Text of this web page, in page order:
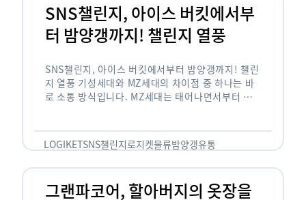
SNS챌린지, 아이스 버킷에서부
터 밤양갱까지! 챌린지 열풍
SNS챌린지, 아이스 버킷에서부터 밤양갱까지! 챌린
지 열풍 기성세대와 MZ세대의 차이점 중 하나는 바
로 소통 방식입니다. MZ세대는 태어나면서부터 디
도 능숙한 …
LOGIKETSNS챌린지로지켓물류밤양갱유통
그랜파코어, 할아버지의 옷장을